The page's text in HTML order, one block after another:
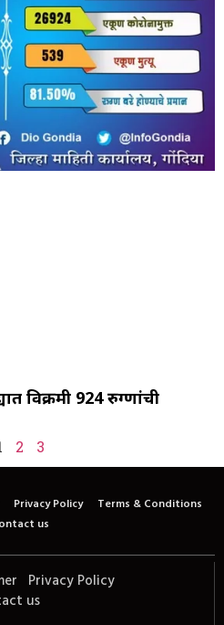
विक्रमी 924 रुग्णांची
2 3
Privacy Policy
Terms & Conditions
us
Privacy Policy
us